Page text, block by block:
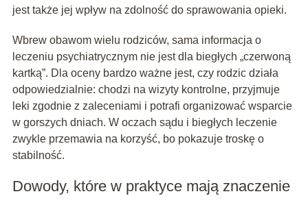
jest także jej wpływ na zdolność do sprawowania opieki.
Wbrew obawom wielu rodziców, sama informacja o
leczeniu psychiatrycznym nie jest dla biegłych „czerwoną
kartką”. Dla oceny bardzo ważne jest, czy rodzic działa
odpowiedzialnie: chodzi na wizyty kontrolne, przyjmuje
leki zgodnie z zaleceniami i potrafi organizować wsparcie
w gorszych dniach. W oczach sądu i biegłych leczenie
zwykle przemawia na korzyść, bo pokazuje troskę o
stabilność.
Dowody, które w praktyce mają znaczenie